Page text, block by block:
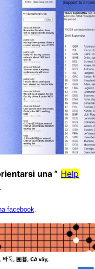
una “ Help
.
facebook.